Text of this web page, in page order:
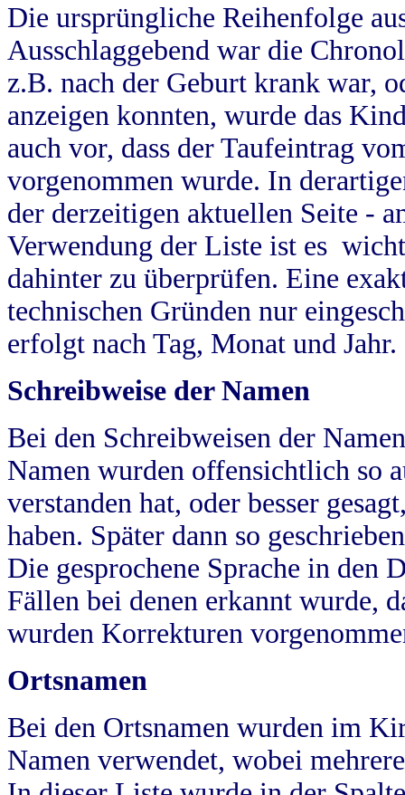
Die ursprüngliche Reihenfolge
Ausschlaggebend war die
z.B. nach der Geburt krank war,
anzeigen konnten, wurde das
auch vor, dass der Taufeintrag
vorgenommen wurde. In
der derzeitigen aktuellen Seite -
Verwendung der Liste ist es
dahinter zu überprüfen. Eine
technischen Gründen nur
erfolgt nach Tag, Monat und Jahr.
Schreibweise der Namen
Bei den Schreibweisen der
Namen wurden offensichtlich so
verstanden hat, oder besser
haben. Später dann so
Die gesprochene Sprache in
Fällen bei denen erkannt wurde,
wurden Korrekturen
Ortsnamen
Bei den Ortsnamen wurden im
Namen verwendet, wobei